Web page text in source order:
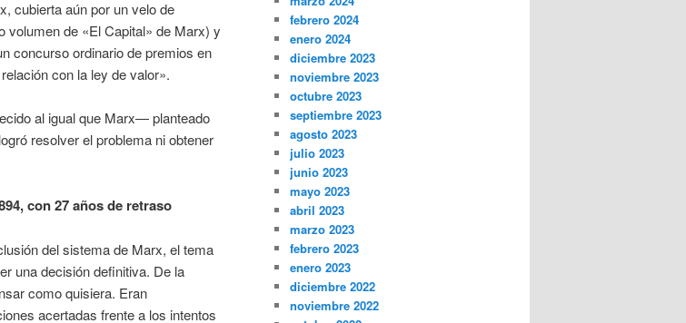
cubierta aún por un velo de
volumen de «El Capital» de Marx) y
concurso ordinario de premios en
con la ley de valor».
al igual que Marx— planteado
resolver el problema ni obtener
con 27 años de retraso
del sistema de Marx, el tema
una decisión definitiva. De la
como quisiera. Eran
acertadas frente a los intentos
febrero 2024
enero 2024
diciembre 2023
noviembre 2023
octubre 2023
septiembre 2023
agosto 2023
julio 2023
junio 2023
mayo 2023
abril 2023
marzo 2023
febrero 2023
enero 2023
diciembre 2022
noviembre 2022